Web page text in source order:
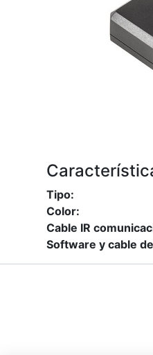
Tipo:
Color:
Cable IR
Software y cable